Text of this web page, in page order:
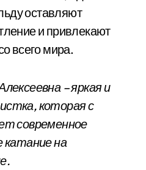
оставляют
и привлекают
всего мира.
– яркая и
которая с
современное
катание на